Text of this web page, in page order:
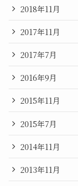
2018年11月
2017年11月
2017年7月
2016年9月
2015年11月
2015年7月
2014年11月
2013年11月